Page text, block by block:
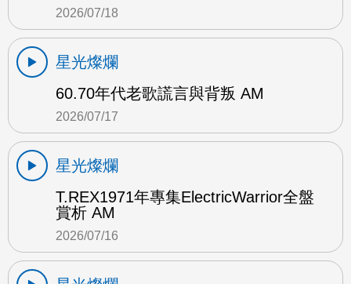
2026/07/18
星光燦爛
60.70年代老歌謊言與背叛 AM
2026/07/17
星光燦爛
T.REX1971年專集ElectricWarrior全盤
賞析 AM
2026/07/16